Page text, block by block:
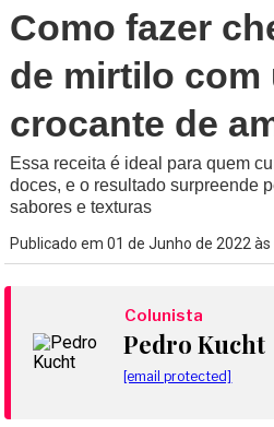
Como fazer
de mirtilo com
crocante de
Essa receita é ideal para quem
doces, e o resultado surpreende
sabores e texturas
Publicado em 01 de Junho de 2022 às
Colunista
Pedro Kucht
[email protected]